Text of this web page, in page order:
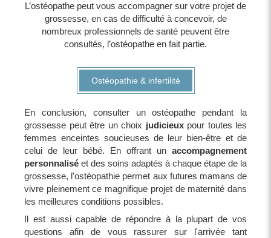
L’ostéopathe peut vous accompagner sur votre projet de
grossesse, en cas de difficulté à concevoir, de
nombreux professionnels de santé peuvent être
consultés, l’ostéopathe en fait partie.
Ostéopathie & infertilité
En conclusion, consulter un ostéopathe pendant la
grossesse peut être un choix judicieuxpour toutes les
femmes enceintes soucieuses de leur bien-être et de
celui de leur bébé. En offrant un accompagnement
personnalisé et des soins adaptés à chaque étape de la
grossesse, l'ostéopathie permet aux futures mamans de
vivre pleinement ce magnifique projet de maternité dans
les meilleures conditions possibles.
Il est aussi capable de répondre à la plupart de vos
questions afin de vous rassurer sur l'arrivée tant